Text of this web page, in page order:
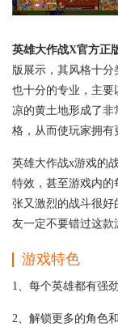
英雄大作战X官方正
版展示，其风格十
也十分的专业，主
凉的黄土地形成了
格，从而使玩家拥有
英雄大作战x游戏的
特效，甚至游戏内的
张又激烈的战斗很好
友一定不要错过这款
游戏特色
1、每个英雄都有强
2、解锁更多的角色